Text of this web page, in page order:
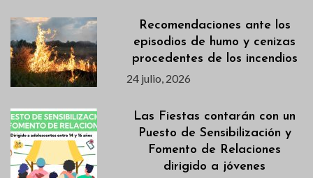
Recomendaciones ante los
episodios de humo y cenizas
procedentes de los incendios
24 julio, 2026
Las Fiestas contarán con un
Puesto de Sensibilización y
Fomento de Relaciones
dirigido a jóvenes